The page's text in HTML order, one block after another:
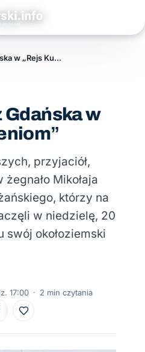
Wystartowali z Gdańska w „Rejs Ku Marzeniom”
w
przyjaciół,
Mikołaja
którzy na
w niedzielę, 20
okołoziemski
17:00 · 2 min czytania
Do ulubionych